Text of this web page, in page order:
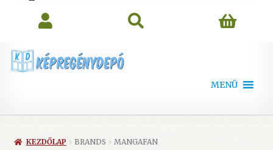
MENÜ
KEZDŐLAP BRANDS MANGAFAN